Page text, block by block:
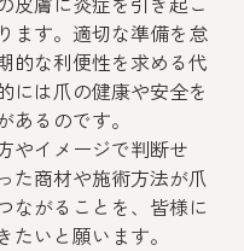
ます。適切な準備を怠
的な利便性を求める代
には爪の健康や安全を
あるのです。
やイメージで判断せ
た商材や施術方法が爪
ながることを、皆様に
たいと願います。